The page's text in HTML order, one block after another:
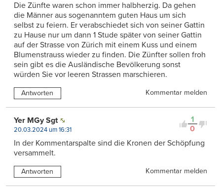
Die Zünfte waren schon immer halbherzig. Da gehen
die Männer aus sogenanntem guten Haus um sich
selbst zu feiern. Er verabschiedet sich von seiner Gattin
zu Hause nur um dann 1 Stude später von seiner Gattin
auf der Strasse von Zürich mit einem Kuss und einem
Blumenstrauss wieder zu finden. Die Zünfter sollen froh
sein gibt es die Ausländische Bevölkerung sonst
würden Sie vor leeren Strassen marschieren.
Antworten Kommentar melden
1
0
Yer MGy Sgt
20.03.2024 um 16:31
In der Kommentarspalte sind die Kronen der Schöpfung
versammelt.
Antworten Kommentar melden